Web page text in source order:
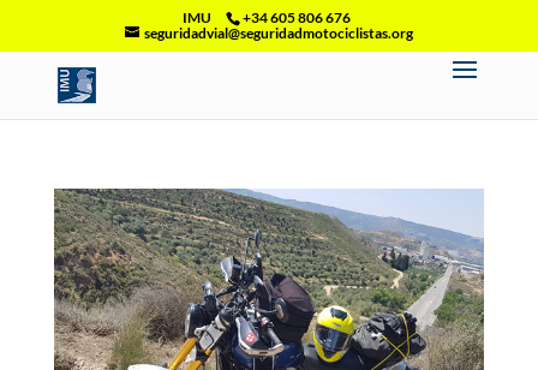
IMU
+34 605 806 676
seguridadvial@seguridadmotociclistas.org